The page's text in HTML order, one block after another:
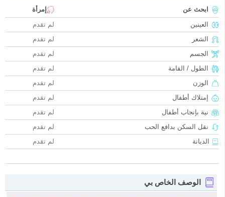
ابحث عن
إمرأة
العينين
لم تقدم
الشعر
لم تقدم
الجسم
لم تقدم
الطول / القامة
لم تقدم
الوزن
لم تقدم
إمتلاك أطفال
لم تقدم
نية بإنجاب أطفال
لم تقدم
نقل السكن بدافع الحب
لم تقدم
الديانة
لم تقدم
الوصف الخاص بي